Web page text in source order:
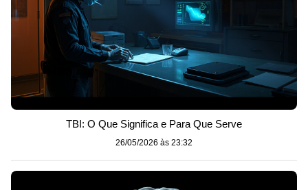
TBI: O Que Significa e Para Que Serve
26/05/2026 às 23:32